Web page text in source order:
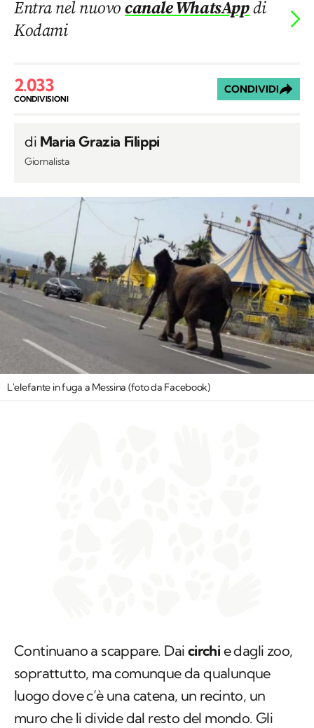
Entra nel nuovocanale WhatsAppdi
Kodami
2.033
CONDIVISIONI
CONDIVIDI
di Maria Grazia Filippi
Giornalista
L'elefante in fuga a Messina (foto da Facebook)
Continuano a scappare. Dai circhi e dagli zoo,
soprattutto, ma comunque da qualunque
luogo dove c’è una catena, un recinto, un
muro che li divide dal resto del mondo. Gli